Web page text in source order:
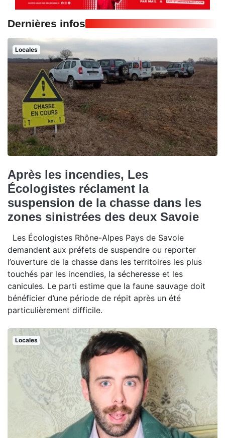
Dernières infos
Locales
Après les incendies, Les
Écologistes réclament la
suspension de la chasse dans les
zones sinistrées des deux Savoie
Les Écologistes Rhône-Alpes Pays de Savoie
demandent aux préfets de suspendre ou reporter
l’ouverture de la chasse dans les territoires les plus
touchés par les incendies, la sécheresse et les
canicules. Le parti estime que la faune sauvage doit
bénéficier d’une période de répit après un été
particulièrement difficile.
Locales